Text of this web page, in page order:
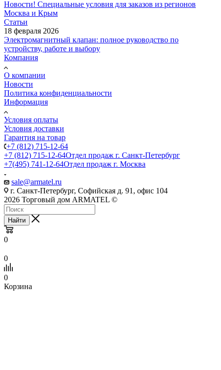
Новости! Специальные условия для заказов из регионов
Москва и Крым
Статьи
18 февраля 2026
Электромагнитный клапан: полное руководство по
устройству, работе и выбору
Компания
О компании
Новости
Политика конфиденциальности
Информация
Условия оплаты
Условия доставки
Гарантия на товар
+7 (812) 715-12-64
+7 (812) 715-12-64Отдел продаж г. Санкт-Петербург
+7(495) 741-12-64Отдел продаж г. Москва
sale@armatel.ru
г. Санкт-Петербург, Софийская д. 91, офис 104
2026 Торговый дом ARMATEL ©
Найти
0
0
0
Корзина